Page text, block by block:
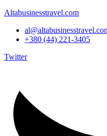
Altabusinesstravel.com
+380 (44) 221-3405
Twitter